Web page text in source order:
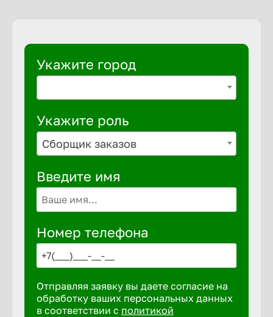
Укажите город
Укажите роль
Сборщик заказов
Введите имя
Номер телефона
Отправляя заявку вы даете согласие на
обработку ваших персональных данных
в соответствии с политикой